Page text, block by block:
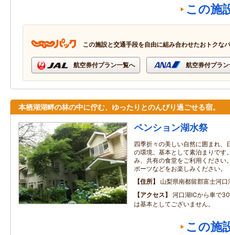
この施
この施設と交通手段を自由に組み合わせたおトクな
航空券付プラン一覧へ 航空券付プラ
本栖湖湖畔の林の中に佇む、ゆったりとのんびり過ごせる宿。
ペンション湖水祭
四季折々の美しい自然に囲まれ、
の環境。基本として素泊まりです
み、共有の食堂をご利用ください
ポーツなどをお楽しみください。
住所
山梨県南都留郡富士河口
アクセス
河口湖ICから車で
は基本としてございません。
この施